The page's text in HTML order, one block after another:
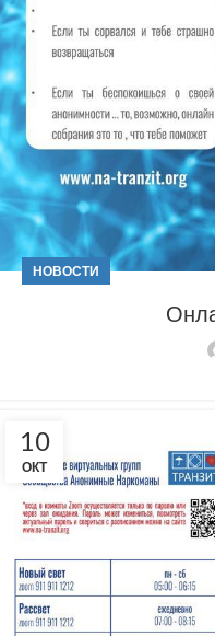
НОВОСТИ
10
ОКТ